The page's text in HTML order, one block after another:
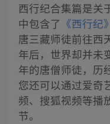
西行纪合集篇是关
中包含了 《西行纪》
唐三藏师徒前往西
年后，世界却并未
年的唐僧师徒，历
您还可以通过爱奇
频、搜狐视频等播
节。